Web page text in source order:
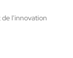
l'innovation